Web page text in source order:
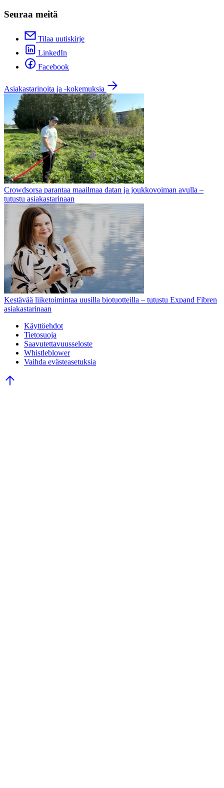
Seuraa meitä
Tilaa uutiskirje
LinkedIn
Facebook
Asiakastarinoita ja -kokemuksia
Crowdsorsa parantaa maailmaa datan ja joukkovoiman avulla –
tutustu asiakastarinaan
Kestävää liiketoimintaa uusilla biotuotteilla – tutustu Expand Fibren
asiakastarinaan
Käyttöehdot
Tietosuoja
Saavutettavuusseloste
Whistleblower
Vaihda evästeasetuksia